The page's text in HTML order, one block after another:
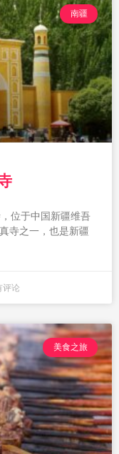
南疆
位于中国新疆维吾
寺之一，也是新疆
评论
美食之旅